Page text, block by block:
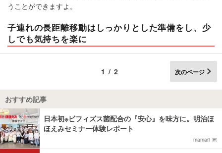
うことができますよ。
子連れの長距離移動はしっかりとした準備をし、少
しでも気持ちを楽に
1/2 次のページ
おすすめ記事
日本初※ビフィズス菌配合の『安心』を味方に。明治ほ
ほえみセミナー体験レポート
mamari